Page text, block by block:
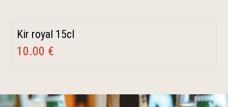
Kir royal 15cl
10.00 €